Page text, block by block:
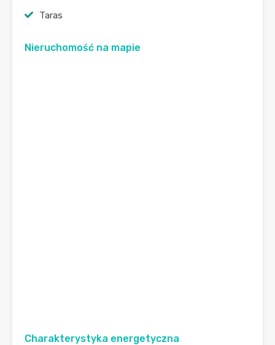
Taras
Nieruchomość na mapie
Charakterystyka energetyczna